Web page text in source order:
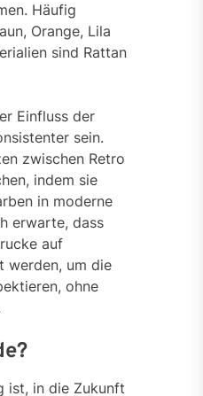
Häufig
Orange, Lila
sind Rattan
Einfluss der
sein.
zwischen Retro
indem sie
in moderne
erwarte, dass
auf
werden, um die
ohne
ist, in die Zukunft